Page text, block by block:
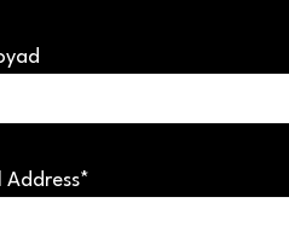
Address*